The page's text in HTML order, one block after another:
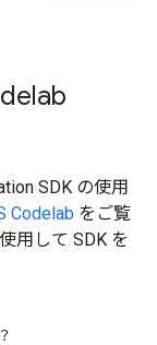
SDK の使用
Codelab をご覧
用して SDK を